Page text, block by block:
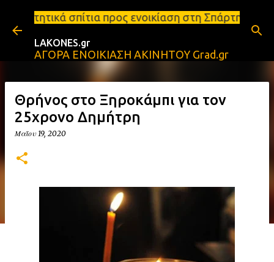
Μετάβαση στο κύριο περιεχόμενο
προς ενοικίαση στη Σπάρτη Ενοικιάσεις
LAKONES.gr
ΑΓΟΡΑ ΕΝΟΙΚΙΑΣΗ ΑΚΙΝΗΤΟΥ Grad.gr
Θρήνος στο Ξηροκάμπι για τον
25χρονο Δημήτρη
Μαΐου 19, 2020